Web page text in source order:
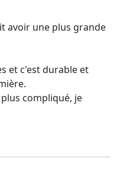
avoir une plus grande
et c'est durable et
compliqué, je